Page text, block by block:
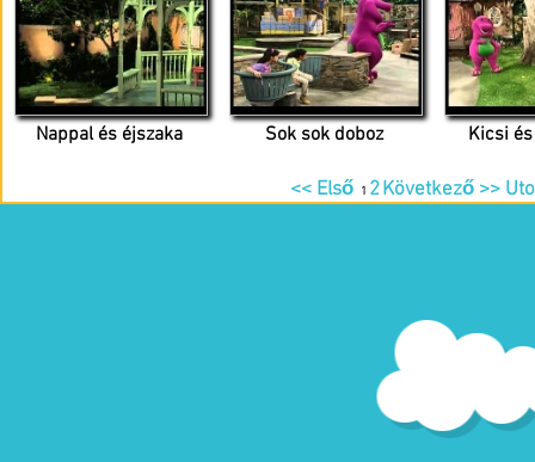
Nappal és éjszaka Sok sok doboz Kicsi
<< Első 1 2Következő >>